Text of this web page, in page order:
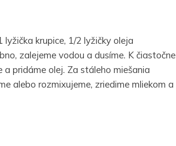
lyžička krupice, 1/2 lyžičky oleja
zalejeme vodou a dusíme. K čiastočne
a pridáme olej. Za stáleho miešania
alebo rozmixujeme, zriedime mliekom a